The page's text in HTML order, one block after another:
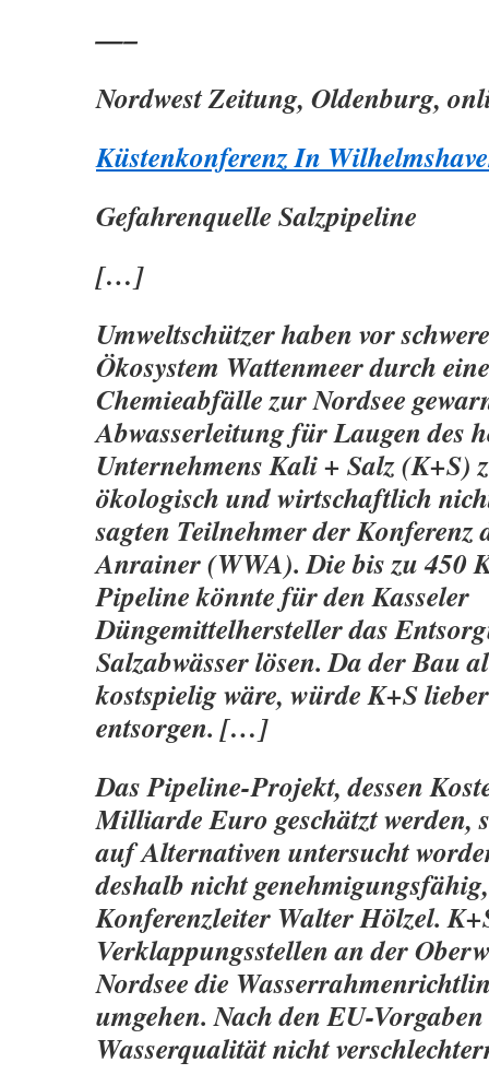
—–
Nordwest Zeitung, Oldenburg,
Küstenkonferenz In
Gefahrenquelle Salzpipeline
[…]
Umweltschützer haben vor
Ökosystem Wattenmeer durch
Chemieabfälle zur Nordsee
Abwasserleitung für Laugen des
Unternehmens Kali + Salz (K+S)
ökologisch und wirtschaftlich
sagten Teilnehmer der Konferenz
Anrainer (WWA). Die bis zu 450
Pipeline könnte für den Kasseler
Düngemittelhersteller das
Salzabwässer lösen. Da der Bau
kostspielig wäre, würde K+S
entsorgen. […]
Das Pipeline-Projekt, dessen
Milliarde Euro geschätzt werden,
auf Alternativen untersucht
deshalb nicht
Konferenzleiter Walter Hölzel.
Verklappungsstellen an der
Nordsee die
umgehen. Nach den EU-
Wasserqualität nicht